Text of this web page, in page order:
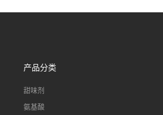
产品分类
甜味剂
氨基酸